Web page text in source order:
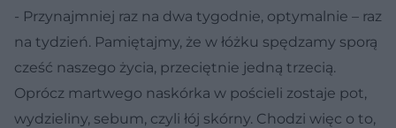
- Przynajmniej raz na dwa tygodnie, optymalnie – raz
na tydzień. Pamiętajmy, że w łóżku spędzamy sporą
cześć naszego życia, przeciętnie jedną trzecią.
Oprócz martwego naskórka w pościeli zostaje pot,
wydzieliny, sebum, czyli łój skórny. Chodzi więc o to,